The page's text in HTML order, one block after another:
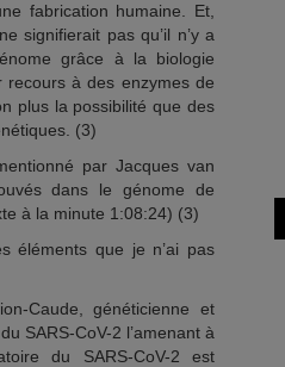
fabrication humaine. Et,
signifierait pas qu’il n’y a
grâce à la biologie
à des enzymes de
plus la possibilité que des
(3)
par Jacques van
dans le génome de
à la minute 1:08:24) (3)
éléments que je n’ai pas
Caude, généticienne et
SARS-CoV-2 l’amenant à
du SARS-CoV-2 est